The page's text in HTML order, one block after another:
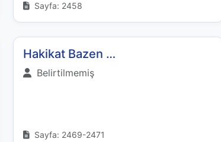
Sayfa: 2458
Hakikat Bazen …
Belirtilmemiş
Sayfa: 2469-2471